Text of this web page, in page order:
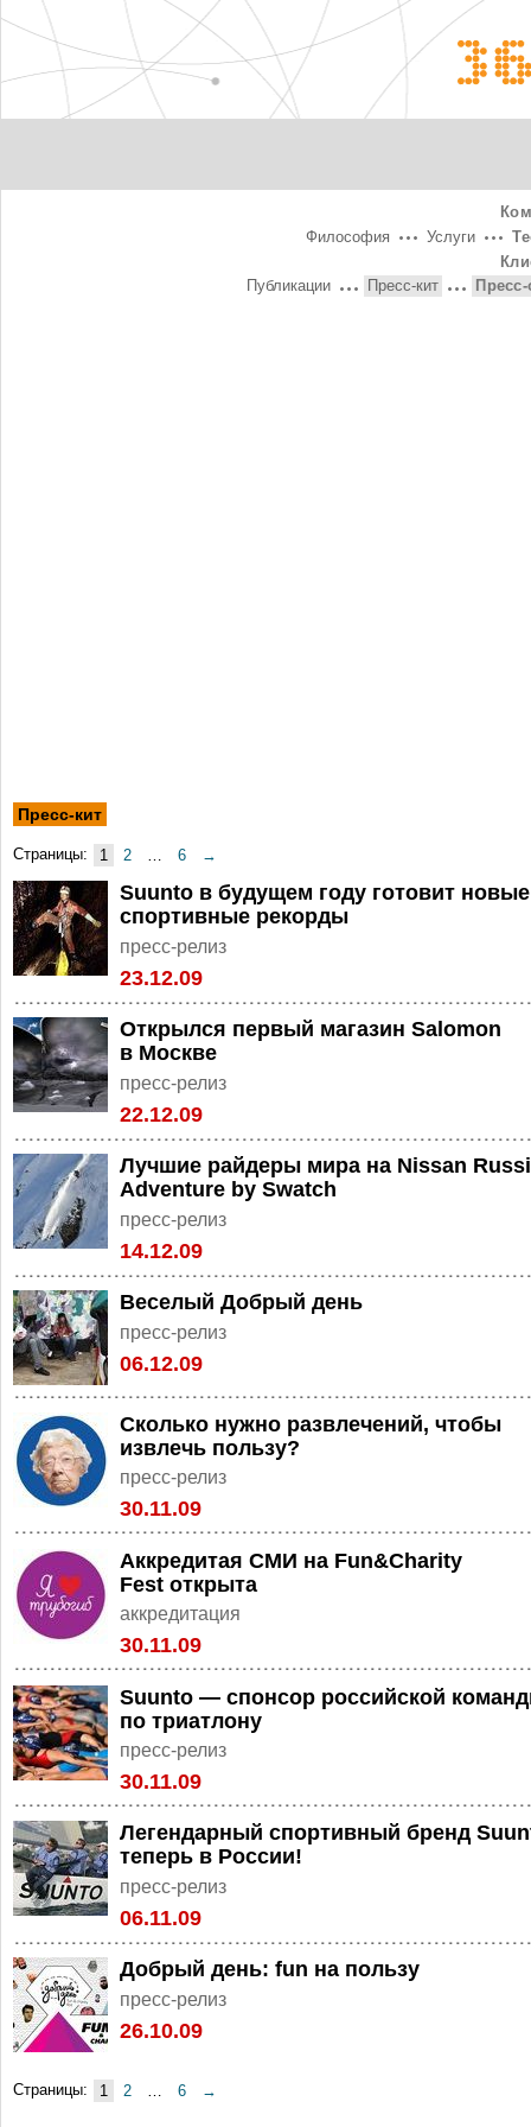
Услуги
Философия
Пресс-кит
Публикации
Пресс-кит
Страницы: 1 2 6 →
Suunto в будущем году готовит новые
спортивные рекорды
пресс-релиз
23.12.09
Открылся первый магазин Salomon
в Москве
пресс-релиз
22.12.09
Лучшие райдеры мира на Nissan
Adventure by Swatch
пресс-релиз
14.12.09
Веселый Добрый день
пресс-релиз
06.12.09
Сколько нужно развлечений, чтобы
извлечь пользу?
пресс-релиз
30.11.09
Аккредитая СМИ на Fun&Charity
Fest открыта
аккредитация
30.11.09
Suunto — спонсор российской
по триатлону
пресс-релиз
30.11.09
Легендарный спортивный бренд
теперь в России!
пресс-релиз
06.11.09
Добрый день: fun на пользу
пресс-релиз
26.10.09
Страницы: 1 2 6 →